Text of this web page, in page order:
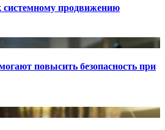
системному продвижению
повысить безопасность при